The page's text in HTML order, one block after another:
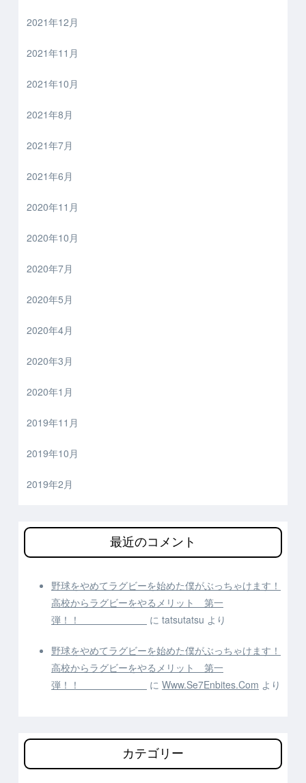
2021年12月
2021年11月
2021年10月
2021年8月
2021年7月
2021年6月
2020年11月
2020年10月
2020年7月
2020年5月
2020年4月
2020年3月
2020年1月
2019年11月
2019年10月
2019年2月
最近のコメント
野球をやめてラグビーを始めた僕がぶっちゃけます！
高校からラグビーをやるメリット 第一
弾！！
に tatsutatsu より
野球をやめてラグビーを始めた僕がぶっちゃけます！
高校からラグビーをやるメリット 第一
弾！！
に Www.Se7Enbites.Com より
カテゴリー